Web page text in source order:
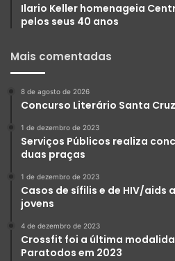
Ilario Keller homenageia
pelos seus 40 anos
Mais comentadas
8 de agosto de 2026
Concurso Literário Santa
1 de dezembro de 2023
Serviços Públicos realiza
duas praças
1 de dezembro de 2023
Casos de sífilis e de HIV/aids
jovens
4 de dezembro de 2023
Crossfit foi a última
Paratodos em 2023